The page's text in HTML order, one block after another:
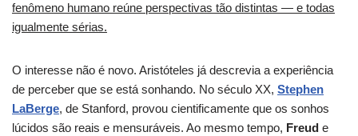
fenômeno humano reúne perspectivas tão distintas — e todas
igualmente sérias.
O interesse não é novo. Aristóteles já descrevia a experiência
de perceber que se está sonhando. No século XX, Stephen
LaBerge, de Stanford, provou cientificamente que os sonhos
lúcidos são reais e mensuráveis. Ao mesmo tempo, Freud e